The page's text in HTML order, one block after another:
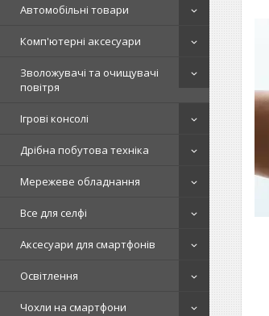
Автомобільні товари
Комп'ютерні аксесуари
Зволожувачі та очищувачі
повітря
Ігрові консолі
Дрібна побутова техніка
Мережеве обладнання
Все для селфі
Аксесуари для смартфонів
Освітлення
Чохли на смартфони